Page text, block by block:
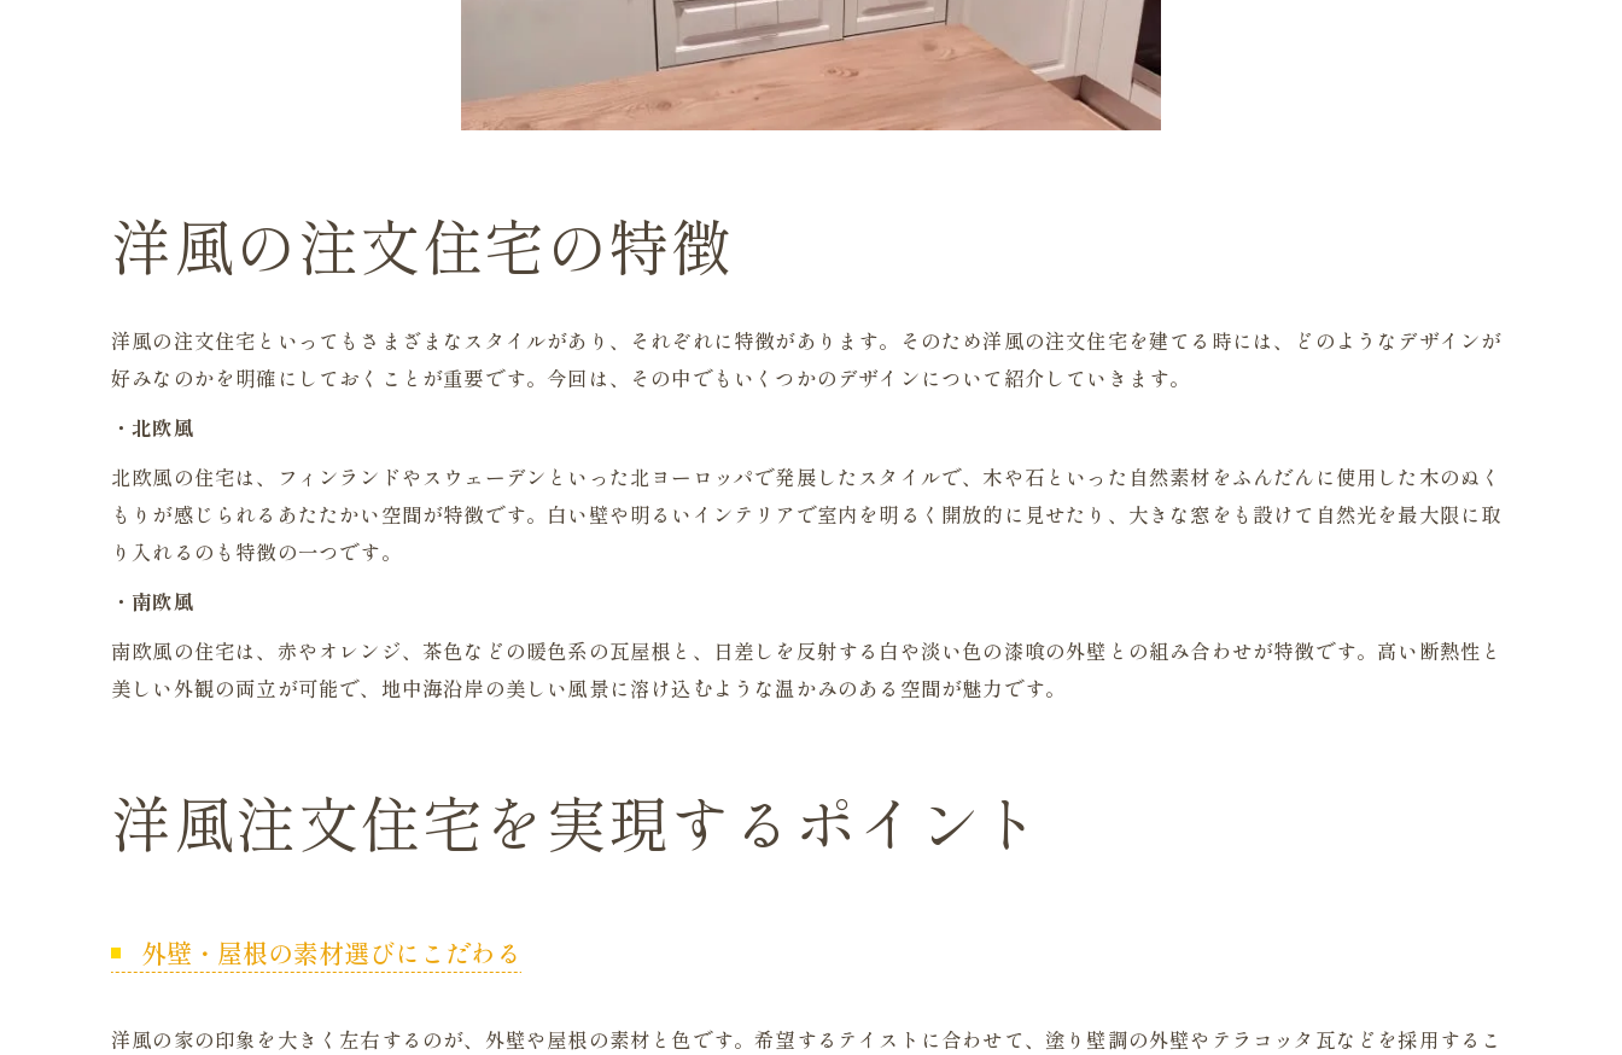
洋風の注文住宅の特徴
洋風の注文住宅といってもさまざまなスタイルがあり、それぞれに特徴があります。そのため洋風の注文住宅を建てる時には、どのようなデザインが
好みなのかを明確にしておくことが重要です。今回は、その中でもいくつかのデザインについて紹介していきます。
・北欧風
北欧風の住宅は、フィンランドやスウェーデンといった北ヨーロッパで発展したスタイルで、木や石といった自然素材をふんだんに使用した木のぬく
もりが感じられるあたたかい空間が特徴です。白い壁や明るいインテリアで室内を明るく開放的に見せたり、大きな窓をも設けて自然光を最大限に取
り入れるのも特徴の一つです。
・南欧風
南欧風の住宅は、赤やオレンジ、茶色などの暖色系の瓦屋根と、日差しを反射する白や淡い色の漆喰の外壁との組み合わせが特徴です。高い断熱性と
美しい外観の両立が可能で、地中海沿岸の美しい風景に溶け込むような温かみのある空間が魅力です。
洋風注文住宅を実現するポイント
外壁・屋根の素材選びにこだわる
洋風の家の印象を大きく左右するのが、外壁や屋根の素材と色です。希望するテイストに合わせて、塗り壁調の外壁やテラコッタ瓦などを採用するこ